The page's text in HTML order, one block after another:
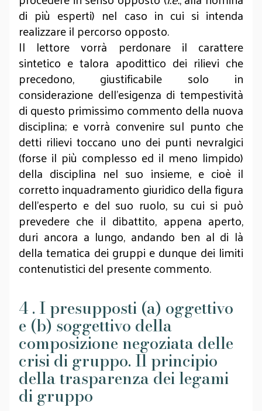
di più esperti) nel caso in cui si intenda
realizzare il percorso opposto.
Il lettore vorrà perdonare il carattere
sintetico e talora apodittico dei rilievi che
precedono, giustificabile solo in
considerazione dell’esigenza di tempestività
di questo primissimo commento della nuova
disciplina; e vorrà convenire sul punto che
detti rilievi toccano uno dei punti nevralgici
(forse il più complesso ed il meno limpido)
della disciplina nel suo insieme, e cioè il
corretto inquadramento giuridico della figura
dell’esperto e del suo ruolo, su cui si può
prevedere che il dibattito, appena aperto,
duri ancora a lungo, andando ben al di là
della tematica dei gruppi e dunque dei limiti
contenutistici del presente commento.
4 . I presupposti (a) oggettivo
e (b) soggettivo della
composizione negoziata delle
crisi di gruppo. Il principio
della trasparenza dei legami
di gruppo